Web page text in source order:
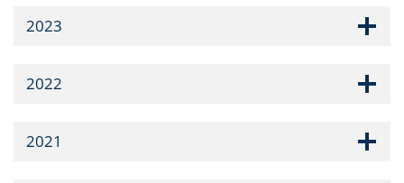
2023
2022
2021